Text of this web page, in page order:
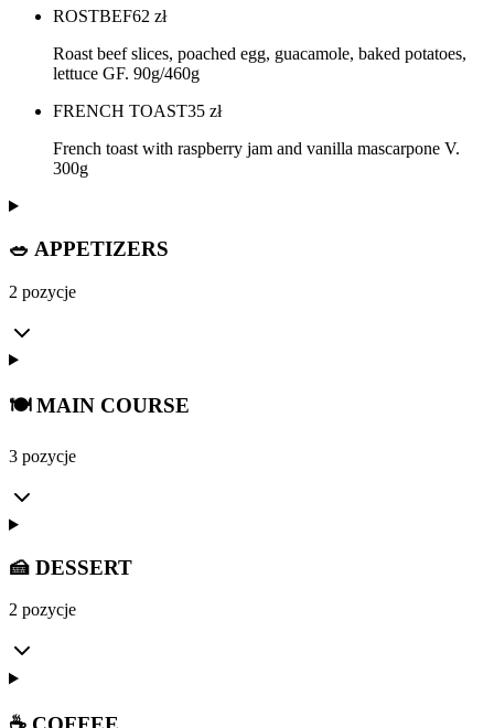
ROSTBEF62 zł
Roast beef slices, poached egg, guacamole, baked potatoes,
lettuce GF. 90g/460g
FRENCH TOAST35 zł
French toast with raspberry jam and vanilla mascarpone V.
300g
🥗 APPETIZERS
2 pozycje
🍽️ MAIN COURSE
3 pozycje
🍰 DESSERT
2 pozycje